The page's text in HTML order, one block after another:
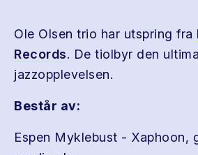
Ole Olsen trio har utspring fra
Records. De tiolbyr den
jazzopplevelsen.
Består av:
Espen Myklebust - Xaphoon,